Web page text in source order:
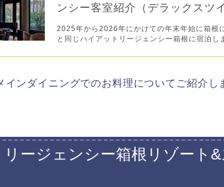
ンシー客室紹介（デラックスツ
2025年から2026年にかけての年末年始に箱根
と同じハイアットリージェンシー箱根に宿泊し
インダイニングでのお料理についてご紹介し
リージェンシー箱根リゾート